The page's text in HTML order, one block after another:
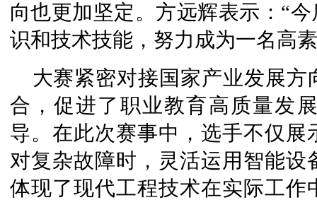
向也更加坚定。方远辉表示：“
识和技术技能，努力成为一名高
大赛紧密对接国家产业发展
合，促进了职业教育高质量发
导。在此次赛事中，选手不仅
对复杂故障时，灵活运用智能
体现了现代工程技术在实际工